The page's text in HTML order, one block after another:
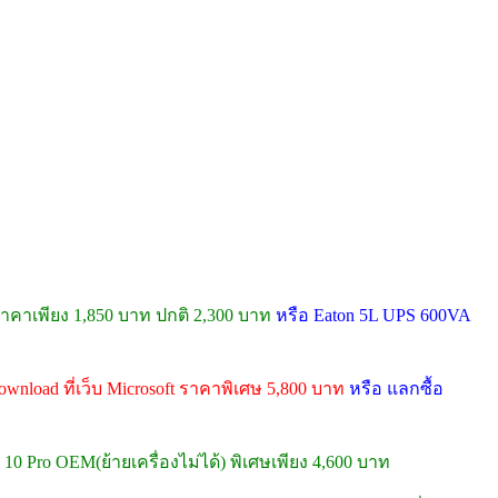
คาเพียง 1,850 บาท ปกติ 2,300 บาท หรือ Eaton 5L UPS 600VA
ที่เว็บ Microsoft ราคาพิเศษ 5,800 บาท หรือ แลกซื้อ
Pro OEM(ย้ายเครื่องไม่ได้) พิเศษเพียง 4,600 บาท